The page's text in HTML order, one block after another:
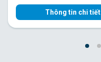
Thông tin chi tiết